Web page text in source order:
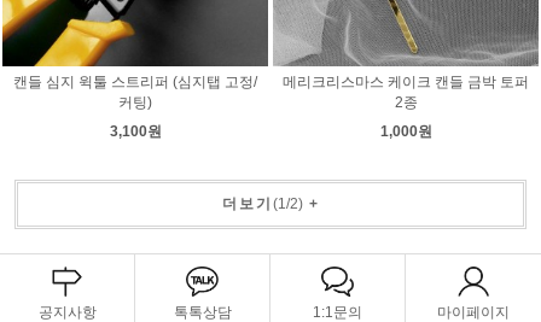
캔들 심지 윅툴 스트리퍼 (심지탭 고정/
커팅)
3,100원
메리크리스마스 케이크 캔들 금박 토퍼
2종
1,000원
더보기 (1/2)+
공지사항 톡톡상담 1:1문의 마이페이지